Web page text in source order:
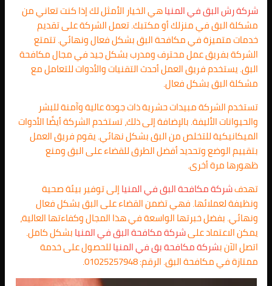
شركة رش البق في المنياهي الخيار الأمثل لك إذا كنت تعاني من
مشكلة البق في منزلك أو مكتبك. تعمل الشركة على تقديم
خدمات متميزة في مكافحة البق بشكل فعال ونهائي. تتمتع
الشركة بفريق عمل محترف ومدرب بشكل جيد في مجال مكافحة
البق. يستخدم فريق العمل أحدث التقنيات والأدوات للتعامل مع
مشكلة البق بشكل فعال.
تستخدم الشركة مبيدات حشرية ذات جودة عالية وآمنة للبشر
والحيوانات الأليفة. بالإضافة إلى ذلك، تستخدم الشركة أيضًا الأدوات
الميكانيكية للتخلص من البق بشكل نهائي. يقوم فريق العمل
بتقييم الوضع وتحديد أفضل الطرق للقضاء على البق ومنع
ظهورها مرة أخرى.
تهدفشركة مكافحة البق في المنياإلى توفير بيئة صحية
ونظيفة لعملائها. فهي تضمن القضاء على البق بشكل فعال
ونهائي. بفضل خبرتها الواسعة في هذا المجال وكفاءتها العالية،
يمكن الاعتماد علىشركة مكافحة البق في المنيابشكل كامل.
اتصل الآن بشركة مكافحة بق في المنياللحصول على خدمة
ممتازة في مكافحة البق. الرقم: 01025257948.